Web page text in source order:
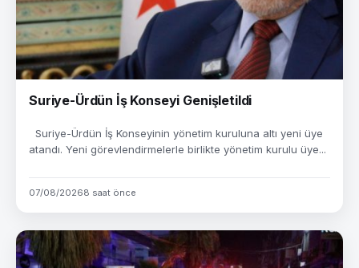
Suriye-Ürdün İş Konseyi Genişletildi
Suriye-Ürdün İş Konseyinin yönetim kuruluna altı yeni üye
atandı. Yeni görevlendirmelerle birlikte yönetim kurulu üye...
07/08/20268 saat önce